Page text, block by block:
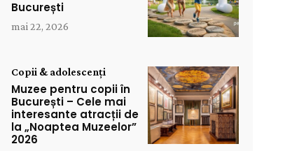
București
mai 22, 2026
Copii & adolescenți
Muzee pentru copii în
București – Cele mai
interesante atracții de
la „Noaptea Muzeelor”
2026